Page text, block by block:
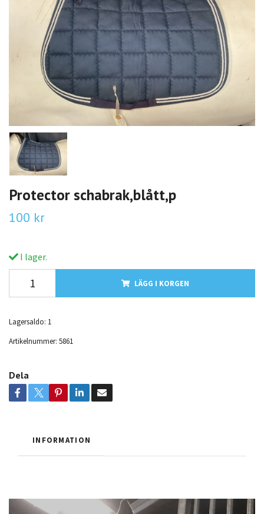
Protector schabrak,blått,p
100 kr
I lager.
LÄGG I KORGEN
Lagersaldo: 1
Artikelnummer: 5861
Dela
INFORMATION